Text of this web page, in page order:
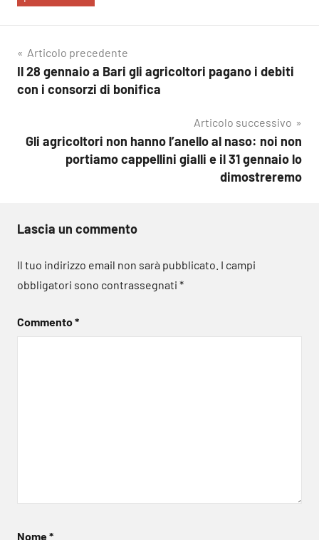
Navigazione
articoli
Articolo precedente
Il 28 gennaio a Bari gli agricoltori pagano i debiti
con i consorzi di bonifica
Articolo successivo
Gli agricoltori non hanno l’anello al naso: noi non
portiamo cappellini gialli e il 31 gennaio lo
dimostreremo
Lascia un commento
Il tuo indirizzo email non sarà pubblicato. I campi
obbligatori sono contrassegnati *
Commento*
Nome*